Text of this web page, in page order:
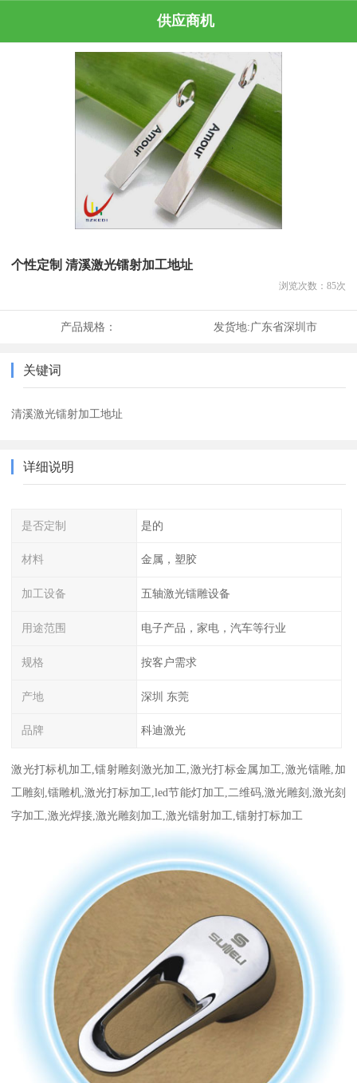
供应商机
个性定制 清溪激光镭射加工地址
浏览次数： 85次
产品规格： 发货地:广东省深圳市
关键词
清溪激光镭射加工地址
详细说明
是否定制 是的
材料 金属，塑胶
加工设备 五轴激光镭雕设备
用途范围 电子产品，家电，汽车等行业
规格 按客户需求
产地 深圳 东莞
品牌 科迪激光
激光打标机加工,镭射雕刻激光加工,激光打标金属加工,激光镭雕,加
工雕刻,镭雕机,激光打标加工,led节能灯加工,二维码,激光雕刻,激光刻
字加工,激光焊接,激光雕刻加工,激光镭射加工,镭射打标加工